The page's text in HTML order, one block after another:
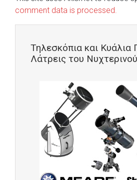
comment data is processed.
Τηλεσκόπια και Κυάλια
Λάτρεις του